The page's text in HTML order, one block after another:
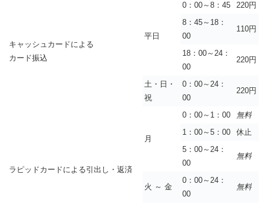
キャッシュカードによる
カード振込
平日
0：00～8：45
220円
8：45～18：
00
110円
18：00～24：
00
220円
土・日・
祝
0：00～24：
00
220円
ラピッドカードによる引出し・返済
月
0：00～1：00
無料
1：00～5：00
休止
5：00～24：
00
無料
火 ～ 金
0：00～24：
00
無料